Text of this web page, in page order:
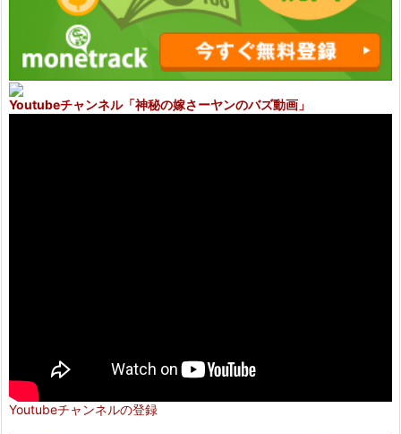
Youtubeチャンネル「神秘の嫁さーヤンのバズ動画」
Youtubeチャンネルの登録